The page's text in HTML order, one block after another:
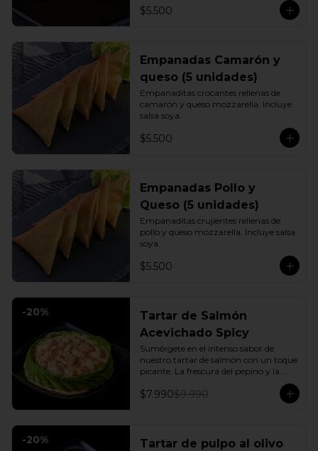
$5.500
Empanadas Camarón y
queso (5 unidades)
Empanaditas crocantes rellenas de
camarón y queso mozzarella. Incluye
salsa soya.
$5.500
Empanadas Pollo y
Queso (5 unidades)
Empanaditas crujientes rellenas de
pollo y queso mozzarella. Incluye salsa
soya.
$5.500
-20%
Tartar de Salmón
Acevichado Spicy
Sumérgete en el intenso sabor de
nuestro tartar de salmón con un toque
picante. La frescura del pepino y la
suavidad de la palta se combinan con
la explosión de la salsa spicy, creando
un plato vibrante y lleno de sabor que
$7.990$9.990
-20% Tartar de pulpo al olivo